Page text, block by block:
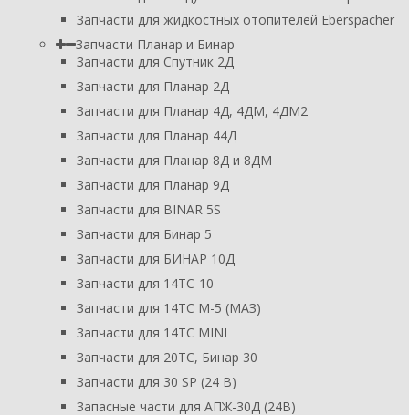
Запчасти для жидкостных отопителей Eberspacher
Запчасти Планар и Бинар
Запчасти для Спутник 2Д
Запчасти для Планар 2Д
Запчасти для Планар 4Д, 4ДМ, 4ДМ2
Запчасти для Планар 44Д
Запчасти для Планар 8Д и 8ДМ
Запчасти для Планар 9Д
Запчасти для BINAR 5S
Запчасти для Бинар 5
Запчасти для БИНАР 10Д
Запчасти для 14ТС-10
Запчасти для 14ТС М-5 (МАЗ)
Запчасти для 14ТС MINI
Запчасти для 20ТС, Бинар 30
Запчасти для 30 SP (24 В)
Запасные части для АПЖ-30Д (24В)